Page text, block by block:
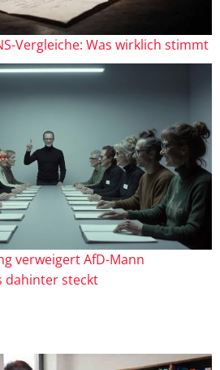
Vergleiche: Was wirklich stimmt
verweigert AfD-Mann
dahinter steckt